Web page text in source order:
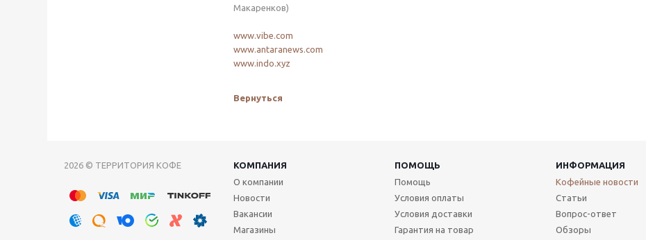
Макаренков)
www.vibe.com
www.antaranews.com
www.indo.xyz
Вернуться
2026 © ТЕРРИТОРИЯ КОФЕ КОМПАНИЯ ПОМОЩЬ
ИНФОРМАЦИЯ
О компании
Новости
Вакансии
Магазины
Помощь
Условия оплаты
Условия доставки
Гарантия на товар
Кофейные новости
Статьи
Вопрос-ответ
Обзоры